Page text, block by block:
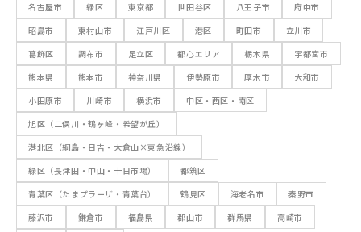
名古屋市
緑区 東京都 世田谷区 八王子市
府中市
昭島市
東村山市 江戸川区 港区 町田市
立川市
葛飾区
調布市 足立区 都心エリア 栃木県
宇都宮市
熊本県
熊本市 神奈川県 伊勢原市 厚木市
大和市
小田原市
川崎市 横浜市
中区・西区・南区
旭区（二俣川・鶴ヶ峰・希望が丘）
港北区（綱島・日吉・大倉山×東急沿線）
緑区（長津田・中山・十日市場）
都筑区
青葉区（たまプラーザ・青葉台）
鶴見区 海老名市
秦野市
藤沢市
鎌倉市 福島県 郡山市 群馬県
高崎市